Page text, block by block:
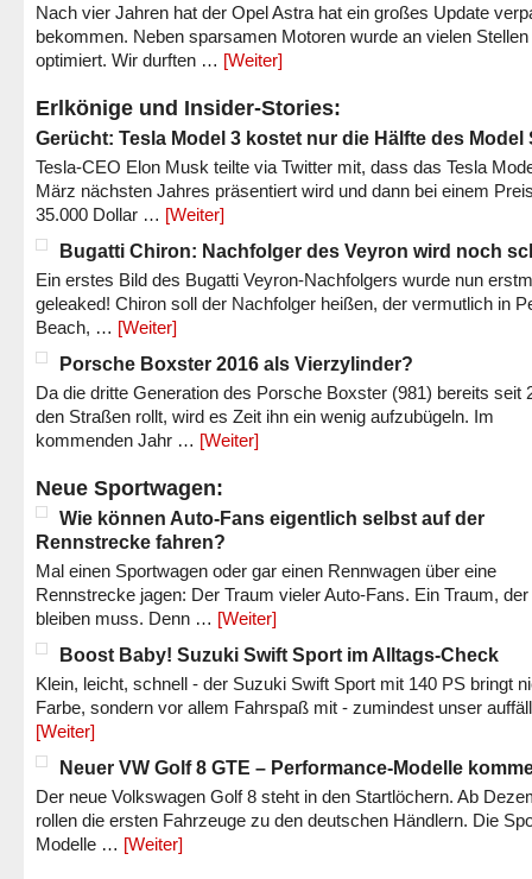
Nach vier Jahren hat der Opel Astra hat ein großes Update
bekommen. Neben sparsamen Motoren wurde an vielen Stellen
optimiert. Wir durften … [Weiter]
Erlkönige und Insider-Stories:
Gerücht: Tesla Model 3 kostet nur die Hälfte des Model
Tesla-CEO Elon Musk teilte via Twitter mit, dass das Tesla
März nächsten Jahres präsentiert wird und dann bei einem
35.000 Dollar … [Weiter]
Bugatti Chiron: Nachfolger des Veyron wird noch
Ein erstes Bild des Bugatti Veyron-Nachfolgers wurde nun
geleaked! Chiron soll der Nachfolger heißen, der vermutlich in
Beach, … [Weiter]
Porsche Boxster 2016 als Vierzylinder?
Da die dritte Generation des Porsche Boxster (981) bereits seit
den Straßen rollt, wird es Zeit ihn ein wenig aufzubügeln. Im
kommenden Jahr … [Weiter]
Neue Sportwagen:
Wie können Auto-Fans eigentlich selbst auf der
Rennstrecke fahren?
Mal einen Sportwagen oder gar einen Rennwagen über eine
Rennstrecke jagen: Der Traum vieler Auto-Fans. Ein Traum,
bleiben muss. Denn … [Weiter]
Boost Baby! Suzuki Swift Sport im Alltags-Check
Klein, leicht, schnell - der Suzuki Swift Sport mit 140 PS bringt
Farbe, sondern vor allem Fahrspaß mit - zumindest unser
[Weiter]
Neuer VW Golf 8 GTE – Performance-Modelle
Der neue Volkswagen Golf 8 steht in den Startlöchern. Ab
rollen die ersten Fahrzeuge zu den deutschen Händlern. Die
Modelle … [Weiter]